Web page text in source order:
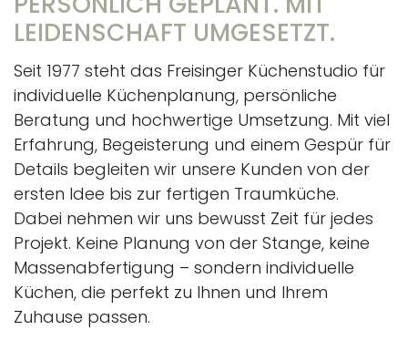
LEIDENSCHAFT UMGESETZT.
Seit 1977 steht das Freisinger Küchenstudio für
individuelle Küchenplanung, persönliche
Beratung und hochwertige Umsetzung. Mit viel
Erfahrung, Begeisterung und einem Gespür für
Details begleiten wir unsere Kunden von der
ersten Idee bis zur fertigen Traumküche.
Dabei nehmen wir uns bewusst Zeit für jedes
Projekt. Keine Planung von der Stange, keine
Massenabfertigung – sondern individuelle
Küchen, die perfekt zu Ihnen und Ihrem
Zuhause passen.